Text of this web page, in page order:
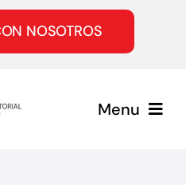
NOSOTROS
Menu